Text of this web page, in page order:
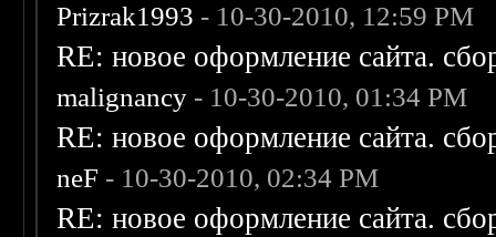
Prizrak1993 - 10-30-2010, 12:59 PM
RE: новое оформление сайта.
malignancy - 10-30-2010, 01:34 PM
RE: новое оформление сайта.
neF - 10-30-2010, 02:34 PM
RE: новое оформление сайта.